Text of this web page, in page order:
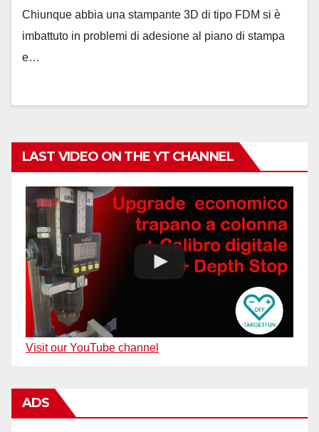
Chiunque abbia una stampante 3D di tipo FDM si è
imbattuto in problemi di adesione al piano di stampa
e…
LAST VIDEO ON THE YT CHANNEL
Visit our YouTube channel
ADS